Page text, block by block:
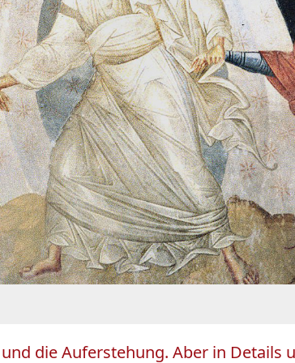
die Auferstehung. Aber in Details